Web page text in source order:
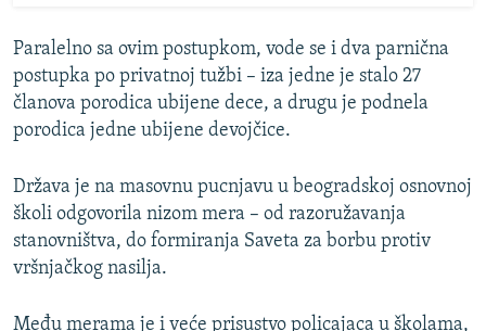
Paralelno sa ovim postupkom, vode se i dva parnična
postupka po privatnoj tužbi – iza jedne je stalo 27
članova porodica ubijene dece, a drugu je podnela
porodica jedne ubijene devojčice.
Država je na masovnu pucnjavu u beogradskoj osnovnoj
školi odgovorila nizom mera – od razoružavanja
stanovništva, do formiranja Saveta za borbu protiv
vršnjačkog nasilja.
Među merama je i veće prisustvo policajaca u školama,